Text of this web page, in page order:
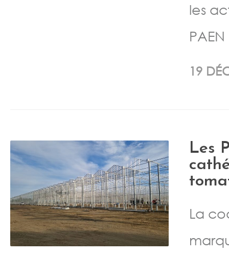
les
19
Les
La